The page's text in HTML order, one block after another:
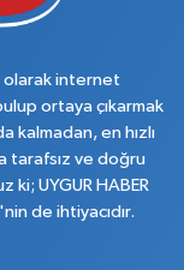
olarak internet
ortaya çıkarmak
kalmadan, en hızlı
tarafsız ve doğru
ki; UYGUR HABER
de ihtiyacıdır.